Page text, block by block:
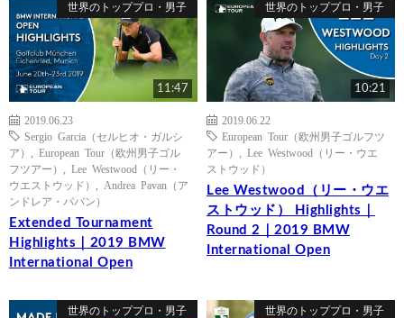
世界のトッププロ・男子
11:47
2019.06.23
Sergio Garcia（セルヒオ・ガルシ
ア）
European Tour（欧州男子ゴル
フツアー）
Lee Westwood（リー・
ウエストウッド）
Andrea Pavan（ア
ンドレア・パバン）
Extended Tournament
Highlights｜2019 BMW
International Open
世界のトッププロ・男子
10:21
2019.06.22
European Tour（欧州男子ゴルフツ
アー）
Lee Westwood（リー・ウエ
ストウッド）
Lee Westwood（リー・ウエ
ストウッド） Highlights｜
Round 2｜2019 BMW
International Open
世界のトッププロ・男子 世界のトッププロ・男子